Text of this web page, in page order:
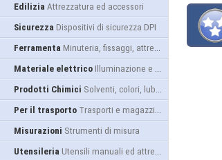
Edilizia Attrezzatura ed accessori
Sicurezza Dispositivi di sicurezza DPI
Ferramenta Minuteria, fissaggi, attrezzatura
Materiale elettrico Illuminazione e alimentazione
Prodotti Chimici Solventi, colori, lubrificanti...
Per il trasporto Trasporti e magazzino
Misurazioni Strumenti di misura
Utensileria Utensili manuali ed attrezzature